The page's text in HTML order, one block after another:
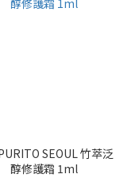
SEOUL 竹萃泛
醇修護霜 1ml